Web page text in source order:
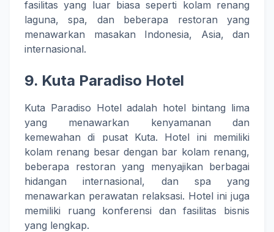
fasilitas yang luar biasa seperti kolam renang
laguna, spa, dan beberapa restoran yang
menawarkan masakan Indonesia, Asia, dan
internasional.
9. Kuta Paradiso Hotel
Kuta Paradiso Hotel adalah hotel bintang lima
yang menawarkan kenyamanan dan
kemewahan di pusat Kuta. Hotel ini memiliki
kolam renang besar dengan bar kolam renang,
beberapa restoran yang menyajikan berbagai
hidangan internasional, dan spa yang
menawarkan perawatan relaksasi. Hotel ini juga
memiliki ruang konferensi dan fasilitas bisnis
yang lengkap.